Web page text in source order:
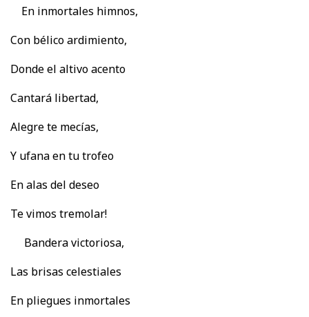
En inmortales himnos,
Con bélico ardimiento,
Donde el altivo acento
Cantará libertad,
Alegre te mecías,
Y ufana en tu trofeo
En alas del deseo
Te vimos tremolar!
Bandera victoriosa,
Las brisas celestiales
En pliegues inmortales